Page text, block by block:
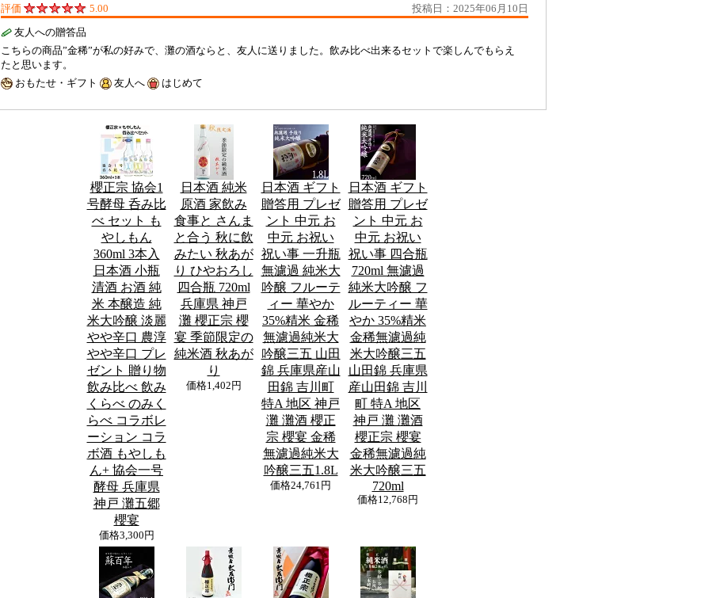
評価
5.00
投稿日：2025年06月10日
友人への贈答品
こちらの商品”金稀”が私の好みで、灘の酒ならと、友人に送りました。飲み比べ出来るセットで楽しんでもらえ
たと思います。
おもたせ・ギフト
友人へ はじめて
櫻正宗 協会1
号酵母 呑み比
べ セット も
やしもん
360ml 3本入
日本酒 小瓶
清酒 お酒 純
米 本醸造 純
米大吟醸 淡麗
やや辛口 農淳
やや辛口 プレ
ゼント 贈り物
飲み比べ 飲み
くらべ のみく
らべ コラボレ
ーション コラ
ボ酒 もやしも
ん+ 協会一号
酵母 兵庫県
神戸 灘五郷
櫻宴
価格3,300円
日本酒 純米
原酒 家飲み
食事と さんま
と合う 秋に飲
みたい 秋あが
り ひやおろし
四合瓶 720ml
兵庫県 神戸
灘 櫻正宗 櫻
宴 季節限定の
純米酒 秋あが
り
価格1,402円
日本酒 ギフト
贈答用 プレゼ
ント 中元 お
中元 お祝い
祝い事 一升瓶
無濾過 純米大
吟醸 フルーテ
ィー 華やか
35%精米 金稀
無濾過純米大
吟醸三五 山田
錦 兵庫県産山
田錦 吉川町
特A 地区 神戸
灘 灘酒 櫻正
宗 櫻宴 金稀
無濾過純米大
吟醸三五1.8L
価格24,761円
日本酒 ギフト
贈答用 プレゼ
ント 中元 お
中元 お祝い
祝い事 四合瓶
720ml 無濾過
純米大吟醸 フ
ルーティー 華
やか 35%精米
金稀無濾過純
米大吟醸三五
山田錦 兵庫県
産山田錦 吉川
町 特A 地区
神戸 灘 灘酒
櫻正宗 櫻宴
金稀無濾過純
米大吟醸三五
720ml
価格12,768円